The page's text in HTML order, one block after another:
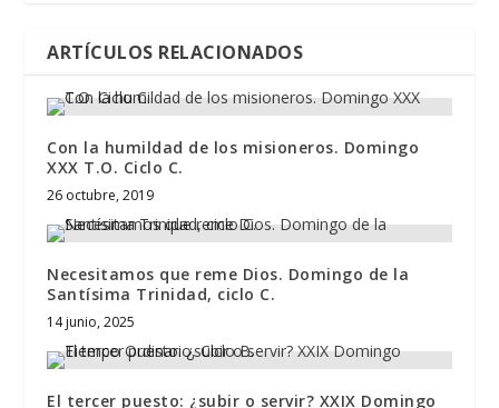
ARTÍCULOS RELACIONADOS
Con la humildad de los misioneros. Domingo
XXX T.O. Ciclo C.
26 octubre, 2019
Necesitamos que reme Dios. Domingo de la
Santísima Trinidad, ciclo C.
14 junio, 2025
El tercer puesto: ¿subir o servir? XXIX Domingo